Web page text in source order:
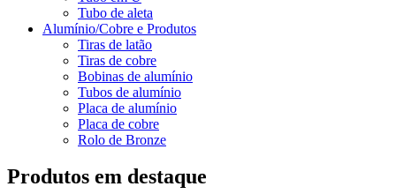
Tubo de aleta
Alumínio/Cobre e Produtos
Tiras de latão
Tiras de cobre
Bobinas de alumínio
Tubos de alumínio
Placa de alumínio
Placa de cobre
Rolo de Bronze
Produtos em destaque